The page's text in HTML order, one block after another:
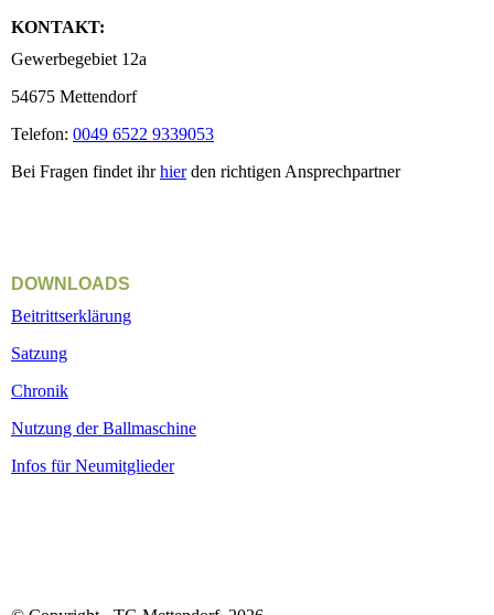
KONTAKT:
Gewerbegebiet 12a
54675 Mettendorf
Telefon: 0049 6522 9339053
Bei Fragen findet ihrhierden richtigen Ansprechpartner
DOWNLOADS
Beitrittserklärung
Satzung
Chronik
Nutzung der Ballmaschine
Infos für Neumitglieder